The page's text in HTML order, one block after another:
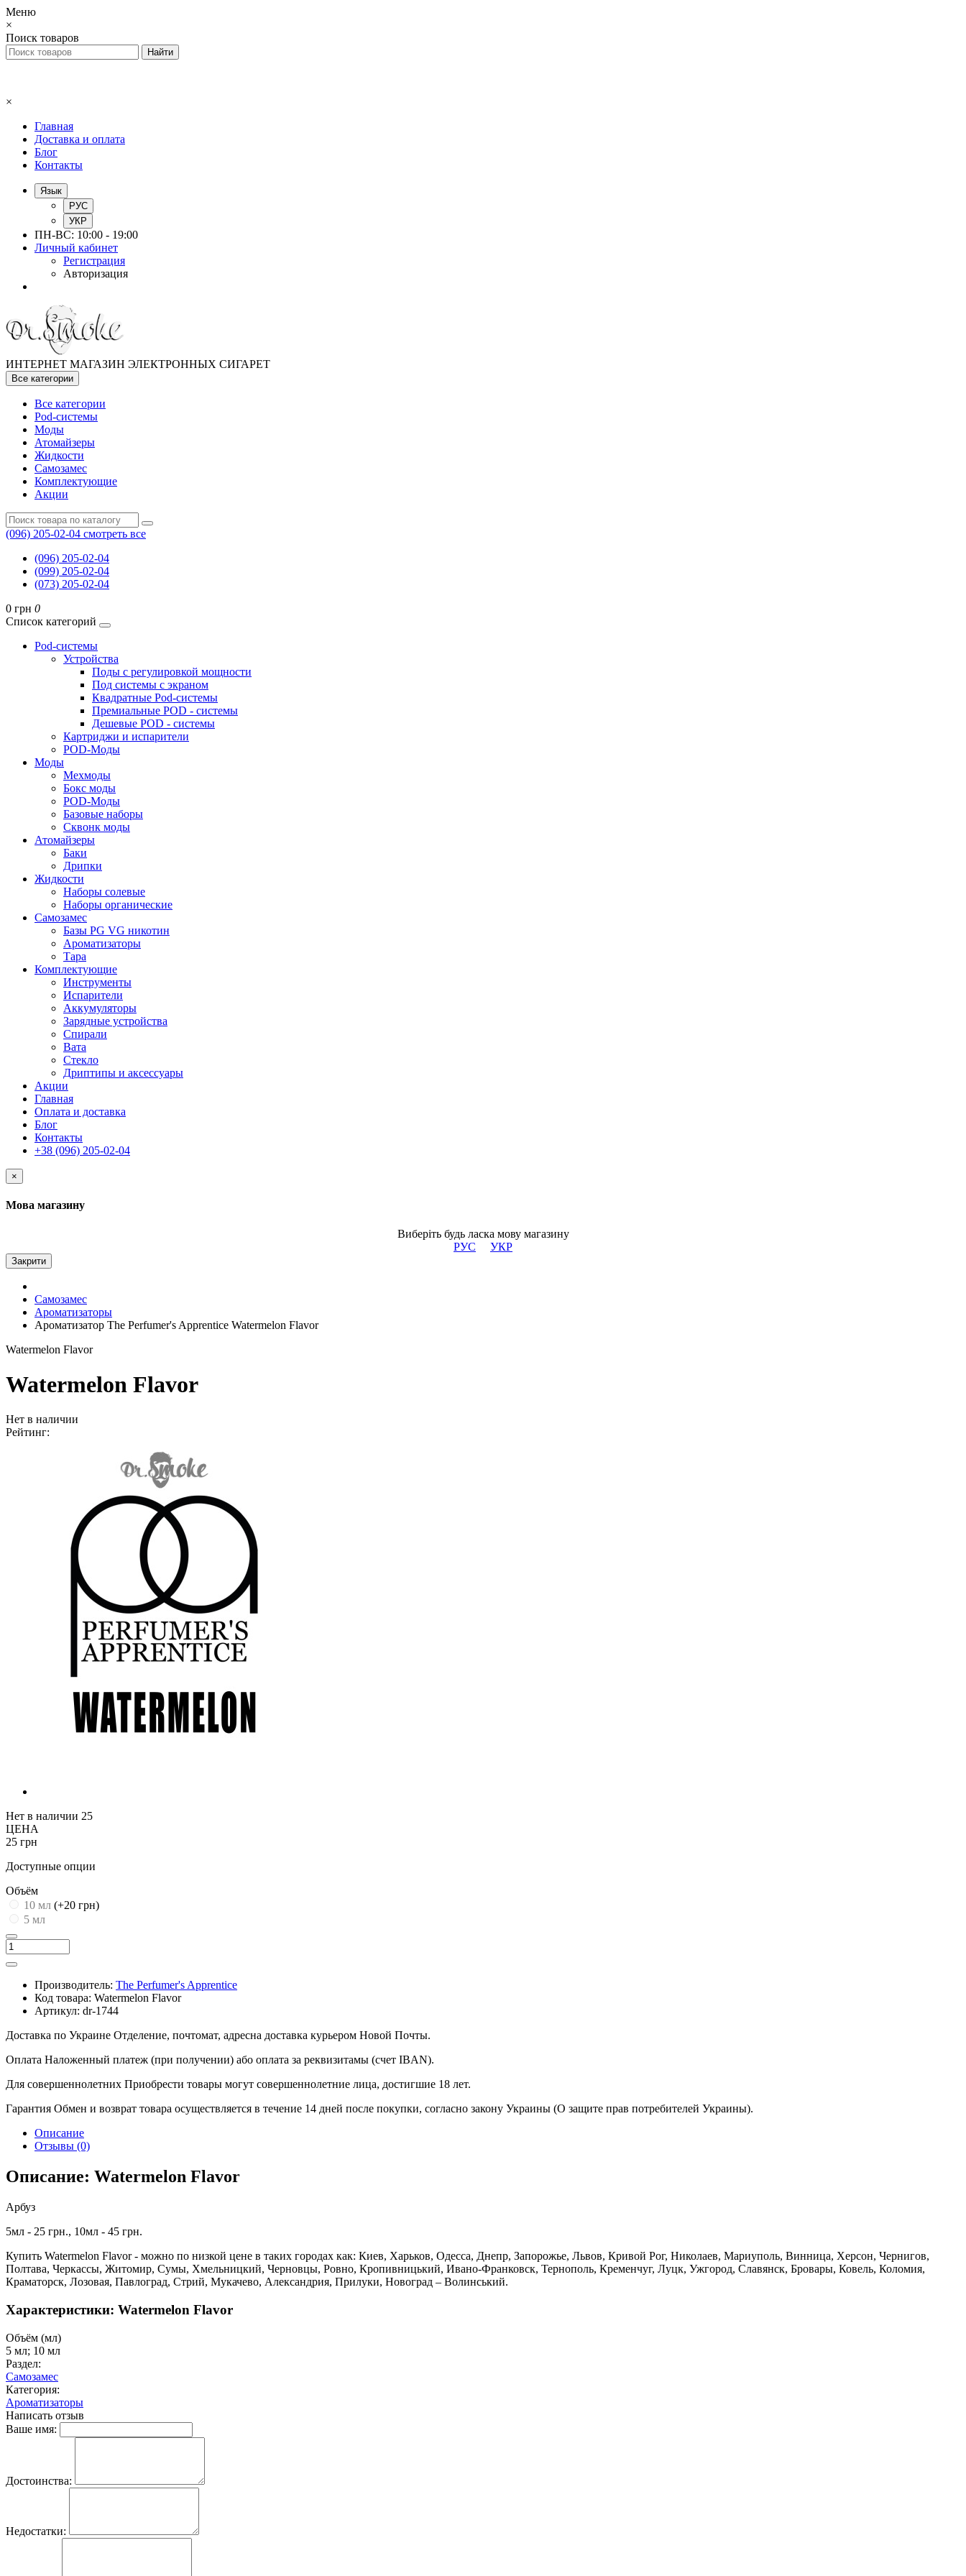
Меню
×
Поиск товаров
×
Главная
Доставка и оплата
Блог
Контакты
Язык
РУС
УКР
ПН-ВС: 10:00 - 19:00
Личный кабинет
Регистрация
Авторизация
ИНТЕРНЕТ МАГАЗИН ЭЛЕКТРОННЫХ СИГАРЕТ
Все категории
Все категории
Pod-системы
Моды
Атомайзеры
Жидкости
Самозамес
Комплектующие
Акции
(096) 205-02-04 смотреть все
(096) 205-02-04
(099) 205-02-04
(073) 205-02-04
0 грн 0
Список категорий
Pod-системы
Устройства
Поды с регулировкой мощности
Под системы с экраном
Квадратные Pod-системы
Премиальные POD - системы
Дешевые POD - системы
Картриджи и испарители
POD-Моды
Моды
Мехмоды
Бокс моды
POD-Моды
Базовые наборы
Сквонк моды
Атомайзеры
Баки
Дрипки
Жидкости
Наборы солевые
Наборы органические
Самозамес
Базы PG VG никотин
Ароматизаторы
Тара
Комплектующие
Инструменты
Испарители
Аккумуляторы
Зарядные устройства
Спирали
Вата
Стекло
Дриптипы и аксессуары
Акции
Главная
Оплата и доставка
Блог
Контакты
+38 (096) 205-02-04
×
Мова магазину
Виберіть будь ласка мову магазину
РУС
УКР
Закрити
Самозамес
Ароматизаторы
Ароматизатор The Perfumer's Apprentice Watermelon Flavor
Watermelon Flavor
Watermelon Flavor
Нет в наличии
Рейтинг:
Нет в наличии 25
ЦЕНА
25 грн
Доступные опции
Объём
10 мл (+20 грн)
5 мл
Производитель: The Perfumer's Apprentice
Код товара: Watermelon Flavor
Артикул: dr-1744
Доставка по Украине Отделение, почтомат, адресна доставка курьером Новой Почты.
Оплата Наложенный платеж (при получении) або оплата за реквизитамы (счет IBAN).
Для совершеннолетних Приобрести товары могут совершеннолетние лица, достигшие 18 лет.
Гарантия Обмен и возврат товара осуществляется в течение 14 дней после покупки, согласно закону Украины (О защите прав потребителей Украины).
Описание
Отзывы (0)
Описание: Watermelon Flavor
Арбуз
5мл - 25 грн., 10мл - 45 грн.
Купить Watermelon Flavor - можно по низкой цене в таких городах как: Киев, Харьков, Одесса, Днепр, Запорожье, Львов, Кривой Рог, Николаев, Мариуполь, Винница, Херсон, Чернигов,
Полтава, Черкассы, Житомир, Сумы, Хмельницкий, Черновцы, Ровно, Кропивницький, Ивано-Франковск, Тернополь, Кременчуг, Луцк, Ужгород, Славянск, Бровары, Ковель, Коломия,
Краматорск, Лозовая, Павлоград, Стрий, Мукачево, Александрия, Прилуки, Новоград – Волинський.
Характеристики: Watermelon Flavor
Объём (мл)
5 мл; 10 мл
Раздел:
Самозамес
Категория:
Ароматизаторы
Написать отзыв
Ваше имя:
Достоинства:
Недостатки: